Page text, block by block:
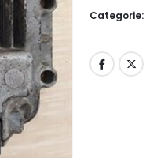
Categorie: